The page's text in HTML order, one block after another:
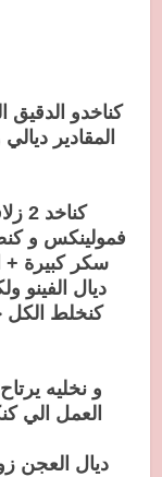
كناخدو الدقيق
المقادير
فمولينكس و
سكر كبيرة +
ديال الفينو
كنخلط الكل
العمل الي
ديال العجن